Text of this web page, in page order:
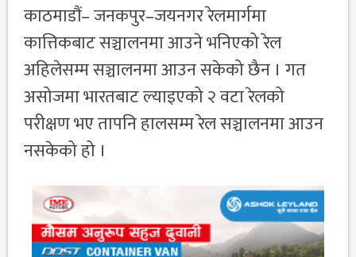
काठमाडौं– जनकपुर–जयनगर रेलमार्गमा
कात्तिकबाट सञ्चालनमा आउने भनिएको रेल
अहिलेसम्म सञ्चालनमा आउन सकेको छैन । गत
असोजमा भारतबाट ल्याइएको २ वटा रेलको
परीक्षण भए तापनि हालसम्म रेल सञ्चालनमा आउन
नसकेको हो ।